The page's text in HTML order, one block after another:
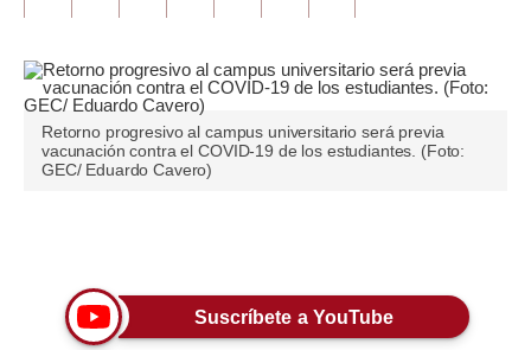
Opinión
Pregunta de hoy
Lujo
Retorno progresivo al campus universitario será previa
vacunación contra el COVID-19 de los estudiantes. (Foto:
GEC/ Eduardo Cavero)
Suscríbete a YouTube